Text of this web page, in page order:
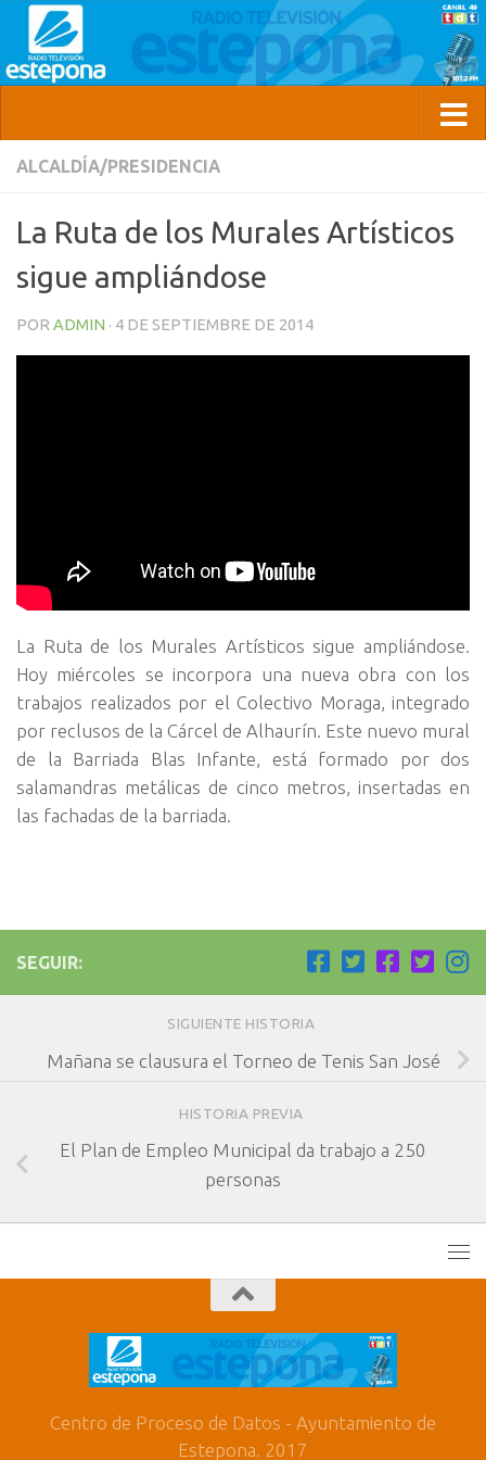
ALCALDÍA/PRESIDENCIA
La Ruta de los Murales Artísticos
sigue ampliándose
POR ADMIN · 4 DE SEPTIEMBRE DE 2014
La Ruta de los Murales Artísticos sigue ampliándose.
Hoy miércoles se incorpora una nueva obra con los
trabajos realizados por el Colectivo Moraga, integrado
por reclusos de la Cárcel de Alhaurín. Este nuevo mural
de la Barriada Blas Infante, está formado por dos
salamandras metálicas de cinco metros, insertadas en
las fachadas de la barriada.
SEGUIR:
SIGUIENTE HISTORIA
Mañana se clausura el Torneo de Tenis San José
HISTORIA PREVIA
El Plan de Empleo Municipal da trabajo a 250
personas
Centro de Proceso de Datos - Ayuntamiento de
Estepona. 2017